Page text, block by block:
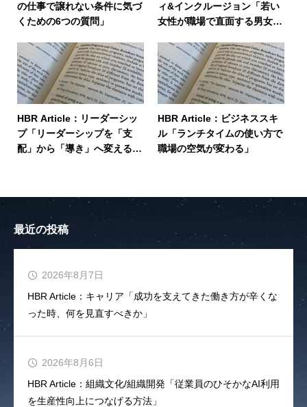
の仕事で譲れない条件に気づ
くための6つの質問」
ィ&インクルージョン「若い
女性が職場で直面する男女格
HBR Article：リーダーシッ
プ「リーダーシップを「支
配」から「導き」へ変えるこ
HBR Article：ビジネススキ
ル「ランチタイムの使い方で
職場の空気が変わる」
最近の投稿
HBR Article：キャリア「成功を支えてきた働き方が辛くな
った時、何を見直すべきか」
2026年8月7日
HBR Article：組織文化/組織開発「従業員のひそかなAI利用
を生産性向上につなげる方法」
2026年8月6日